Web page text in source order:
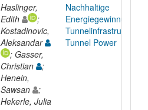
Haslinger,
Edith
;
Kostadinovic,
Aleksandar
; Gasser,
Christian
;
Henein,
Sawsan
;
Hekerle, Julia
Nachhaltige
Energiegewinnung in
Tunnelinfrastruktur :
Tunnel Power